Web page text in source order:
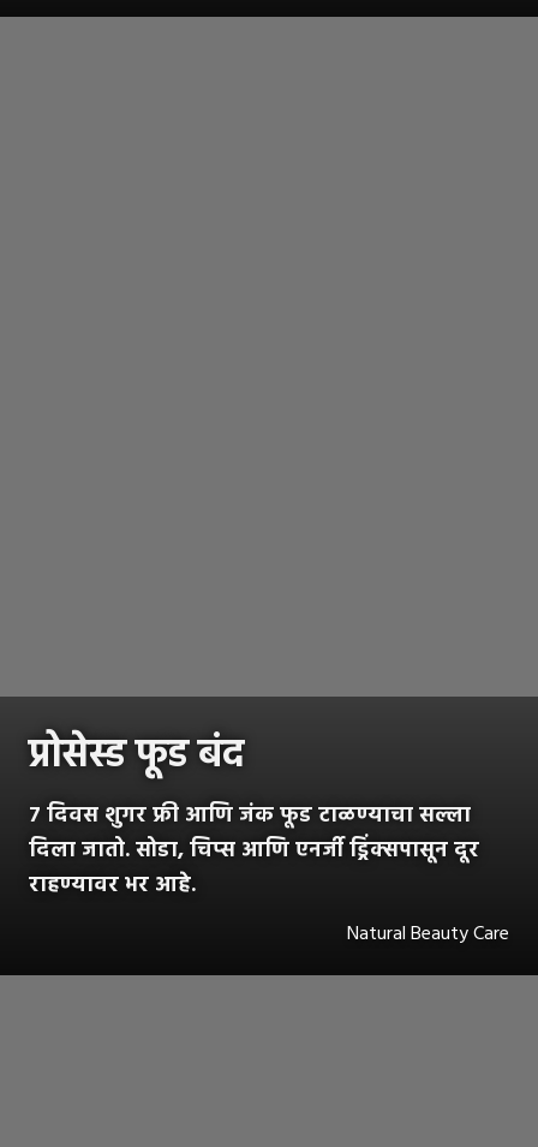
प्रोसेस्ड फूड बंद
7 दिवस शुगर फ्री आणि जंक फूड टाळण्याचा सल्ला
दिला जातो. सोडा, चिप्स आणि एनर्जी ड्रिंक्सपासून दूर
राहण्यावर भर आहे.
Natural Beauty Care